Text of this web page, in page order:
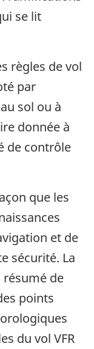
se lit
règles de vol
par
sol ou à
donnée à
de contrôle
que les
et de
sécurité. La
de
points
du vol VFR